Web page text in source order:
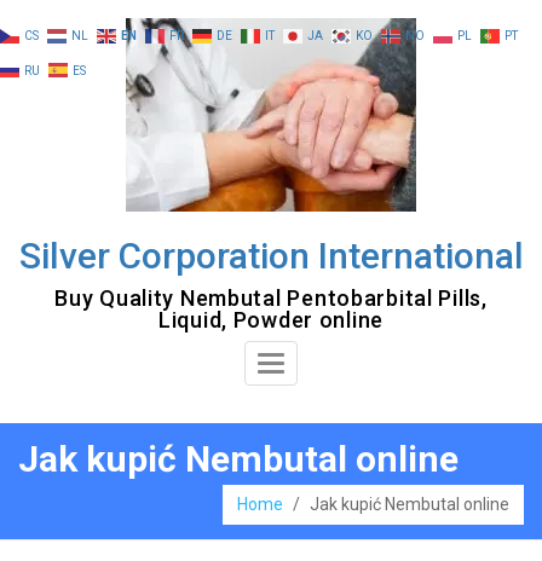
to
content
Silver Corporation International
Buy Quality Nembutal Pentobarbital Pills,
Liquid, Powder online
Toggle
Jak kupić Nembutal online
Home / Jak kupić Nembutal online
CS NL EN FR DE IT JA KO NO PL PT
RU ES